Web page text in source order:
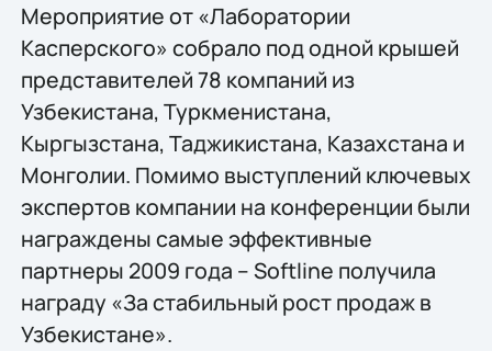
Мероприятие от «Лаборатории
Касперского» собрало под одной крышей
представителей 78 компаний из
Узбекистана, Туркменистана,
Кыргызстана, Таджикистана, Казахстана и
Монголии. Помимо выступлений ключевых
экспертов компании на конференции были
награждены самые эффективные
партнеры 2009 года – Softline получила
награду «За стабильный рост продаж в
Узбекистане».